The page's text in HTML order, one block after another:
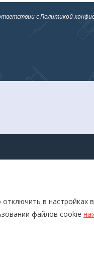
сПолитикой
аппараты и
в настройках
файлов cookie